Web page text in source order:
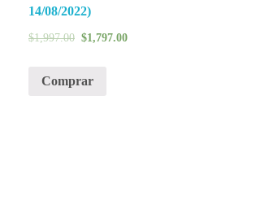
14/08/2022)
$1,997.00 $1,797.00
Comprar